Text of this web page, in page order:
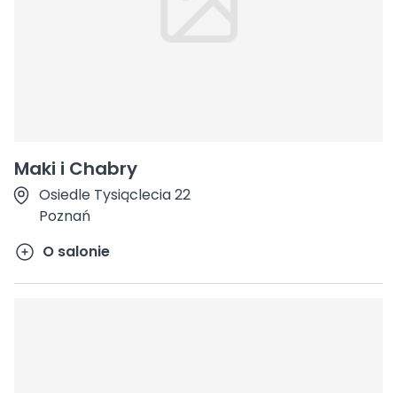
Maki i Chabry
Osiedle Tysiąclecia 22
Poznań
O salonie